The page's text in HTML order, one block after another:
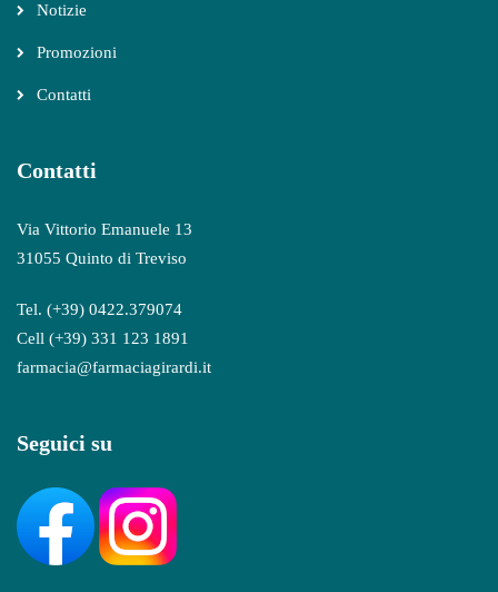
Notizie
Promozioni
Contatti
Contatti
Via Vittorio Emanuele 13
31055 Quinto di Treviso
Tel. (+39) 0422.379074
Cell (+39) 331 123 1891
farmacia@farmaciagirardi.it
Seguici su